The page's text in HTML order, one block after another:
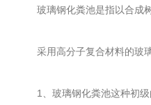
玻璃钢化粪池是指以合成树
采用高分子复合材料的玻璃
1、玻璃钢化粪池这种初级